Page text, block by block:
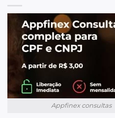
Appfinex consultas